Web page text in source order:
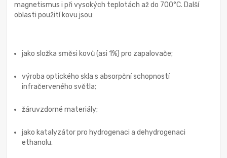
magnetismus i při vysokých teplotách až do 700°C. Další
oblasti použití kovu jsou:
jako složka směsi kovů (asi 1%) pro zapalovače;
výroba optického skla s absorpční schopností
infračerveného světla;
žáruvzdorné materiály;
jako katalyzátor pro hydrogenaci a dehydrogenaci
ethanolu.